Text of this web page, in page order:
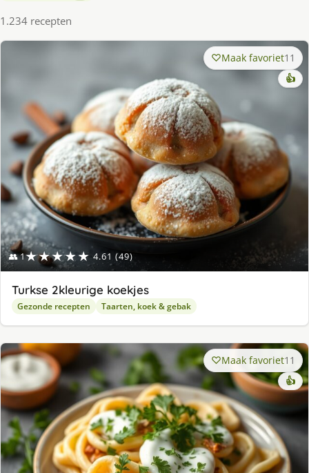
1.234 recepten
👥 1★★★★★ 4.61 (49)
Maak favoriet11
👍
Turkse 2kleurige koekjes
Gezonde recepten Taarten, koek & gebak
Maak favoriet11
👍